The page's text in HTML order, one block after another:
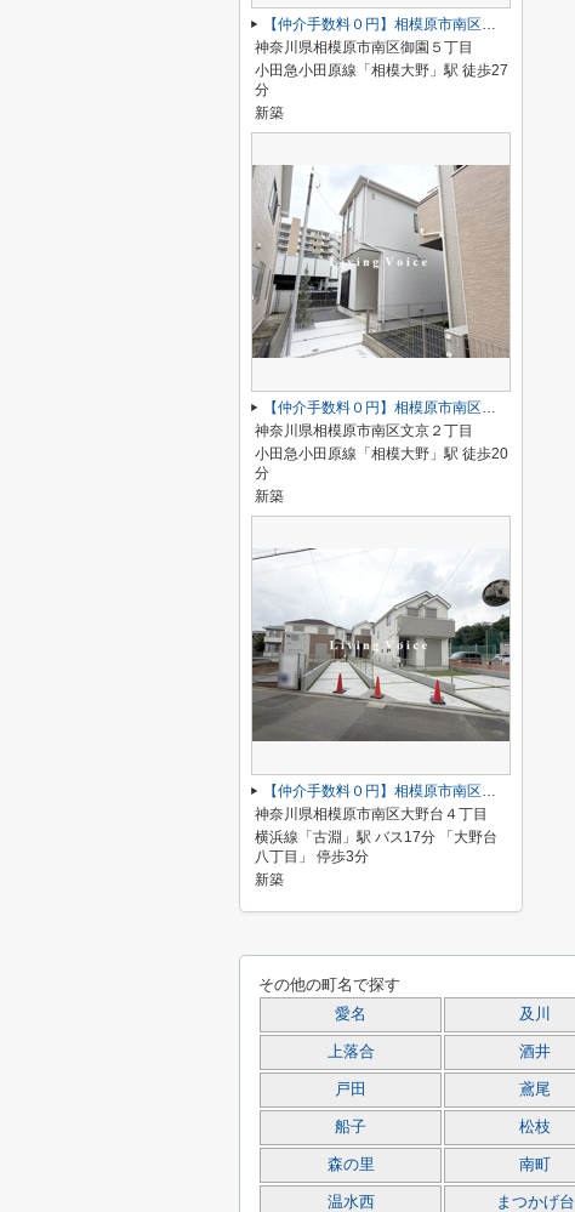
【仲介手数料０円】相模原市南区御園5丁目 新築一戸建て 全4棟
神奈川県相模原市南区御園５丁目
小田急小田原線「相模大野」駅 徒歩27
分
新築
【仲介手数料０円】相模原市南区文京2丁目1期 新築一戸建て
神奈川県相模原市南区文京２丁目
小田急小田原線「相模大野」駅 徒歩20
分
新築
【仲介手数料０円】相模原市南区大野台4丁目 新築一戸建て 全5区画
神奈川県相模原市南区大野台４丁目
横浜線「古淵」駅 バス17分 「大野台
八丁目」 停歩3分
新築
その他の町名で探す
愛名 及川
上落合 酒井
戸田 鳶尾
船子 松枝
森の里 南町
温水西 まつかげ台